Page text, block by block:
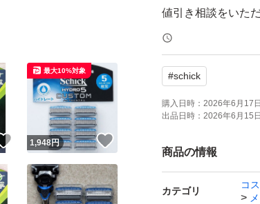
値引き相談をいた
#シックハイドロ
#替刃
#Schick HYDRO5
#髭剃り
#カミソリ
#schick
購入日時： 2026年6月17
出品日時： 2026年6月15
商品の情報
カテゴリ
コ
いいね！
1,948円
最大10%対象